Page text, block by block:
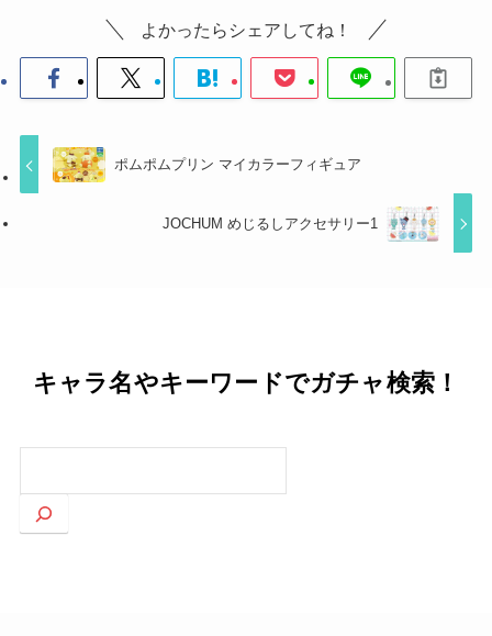
よかったらシェアしてね！
ポムポムプリン マイカラーフィギュア
JOCHUM めじるしアクセサリー1
キャラ名やキーワードでガチャ検索！
索